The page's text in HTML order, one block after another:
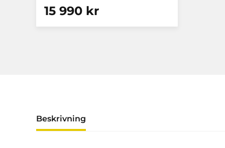
15 990 kr
Beskrivning